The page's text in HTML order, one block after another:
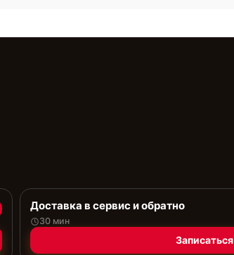
Доставка в сервис и обратно
30 мин
Записаться